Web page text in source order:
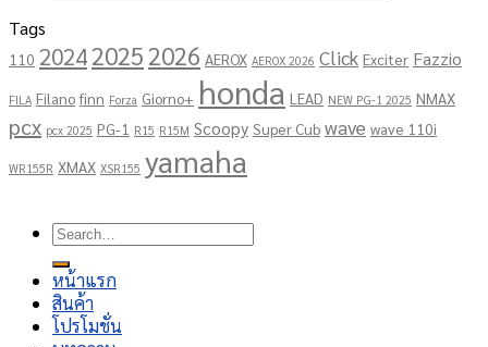
Tags
110 202420252026 AEROX AEROX 2026 Click Exciter Fazzio
FILA Filano finn Forza Giorno+ honda LEAD NEW PG-1 2025 NMAX
pcx pcx 2025 PG-1 R15 R15M Scoopy Super Cub wave wave 110i
WR155R XMAX XSR155 yamaha
Search
for:
หน้าแรก
สินค้า
โปรโมชั่น